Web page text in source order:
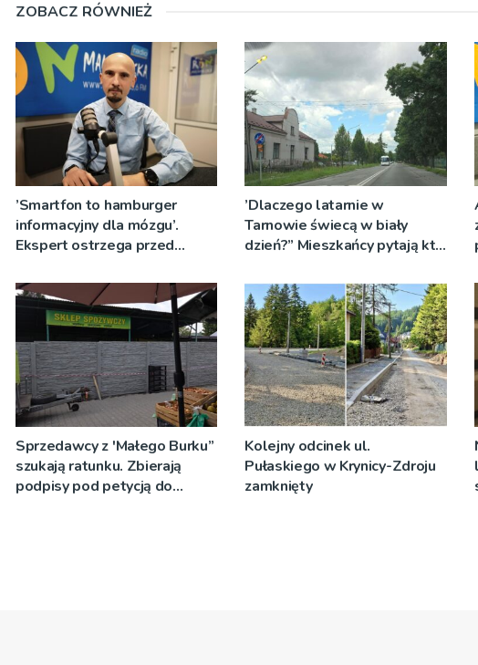
ZOBACZ RÓWNIEŻ
’Smartfon to hamburger
informacyjny dla mózgu’.
Ekspert ostrzega przed
’Dlaczego latarnie w
Tarnowie świecą w biały
dzień?” Mieszkańcy pytają kto
Sprzedawcy z 'Małego Burku”
szukają ratunku. Zbierają
podpisy pod petycją do
Kolejny odcinek ul.
Pułaskiego w Krynicy-Zdroju
zamknięty